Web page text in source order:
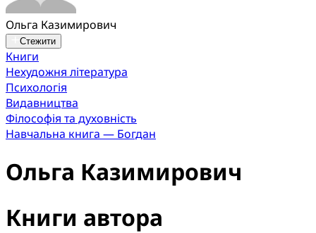
Ольга Казимирович
Стежити
Книги
Нехудожня література
Психологія
Видавництва
Філософія та духовність
Навчальна книга — Богдан
Ольга Казимирович
Книги автора